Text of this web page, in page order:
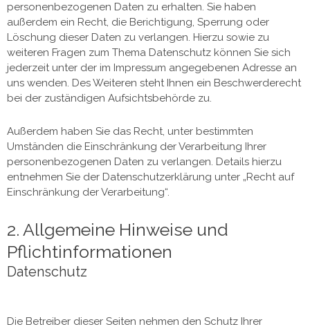
personenbezogenen Daten zu erhalten. Sie haben
außerdem ein Recht, die Berichtigung, Sperrung oder
Löschung dieser Daten zu verlangen. Hierzu sowie zu
weiteren Fragen zum Thema Datenschutz können Sie sich
jederzeit unter der im Impressum angegebenen Adresse an
uns wenden. Des Weiteren steht Ihnen ein Beschwerderecht
bei der zuständigen Aufsichtsbehörde zu.
Außerdem haben Sie das Recht, unter bestimmten
Umständen die Einschränkung der Verarbeitung Ihrer
personenbezogenen Daten zu verlangen. Details hierzu
entnehmen Sie der Datenschutzerklärung unter „Recht auf
Einschränkung der Verarbeitung“.
2. Allgemeine Hinweise und
Pflichtinformationen
Datenschutz
Die Betreiber dieser Seiten nehmen den Schutz Ihrer